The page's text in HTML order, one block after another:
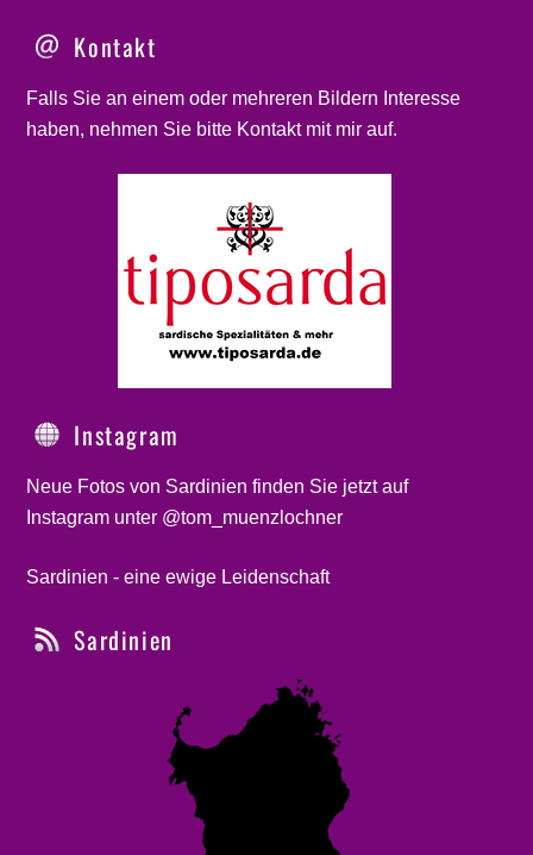
Kontakt
Falls Sie an einem oder mehreren Bildern Interesse
haben, nehmen Sie bitte Kontaktmit mir auf.
Instagram
Neue Fotos von Sardinien finden Sie jetzt auf
Instagram unter @tom_muenzlochner
Sardinien - eine ewige Leidenschaft
Sardinien